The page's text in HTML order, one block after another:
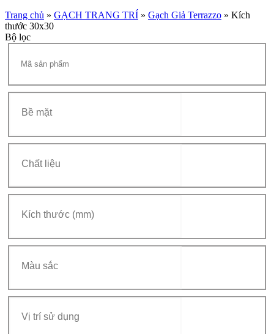
Trang chủ » GẠCH TRANG TRÍ » Gạch Giả Terrazzo » Kích
thước 30x30
Bộ lọc